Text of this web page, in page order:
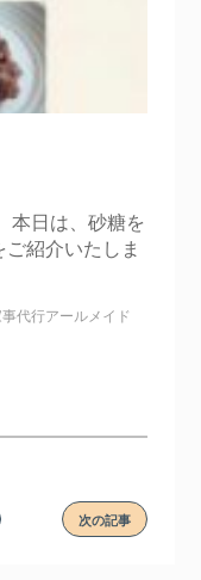
本日は、砂糖を
紹介いたしま
代行アールメイド
次の記事